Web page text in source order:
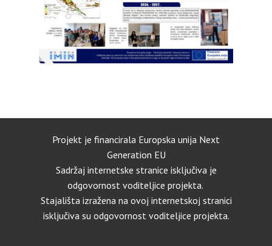
Projekt je financirala Europska unija Next
Generation EU
Sadržaj internetske stranice isključiva je
odgovornost voditeljice projekta​.
Stajališta izražena na ovoj internetskoj stranici
isključiva su odgovornost voditeljice projekta.